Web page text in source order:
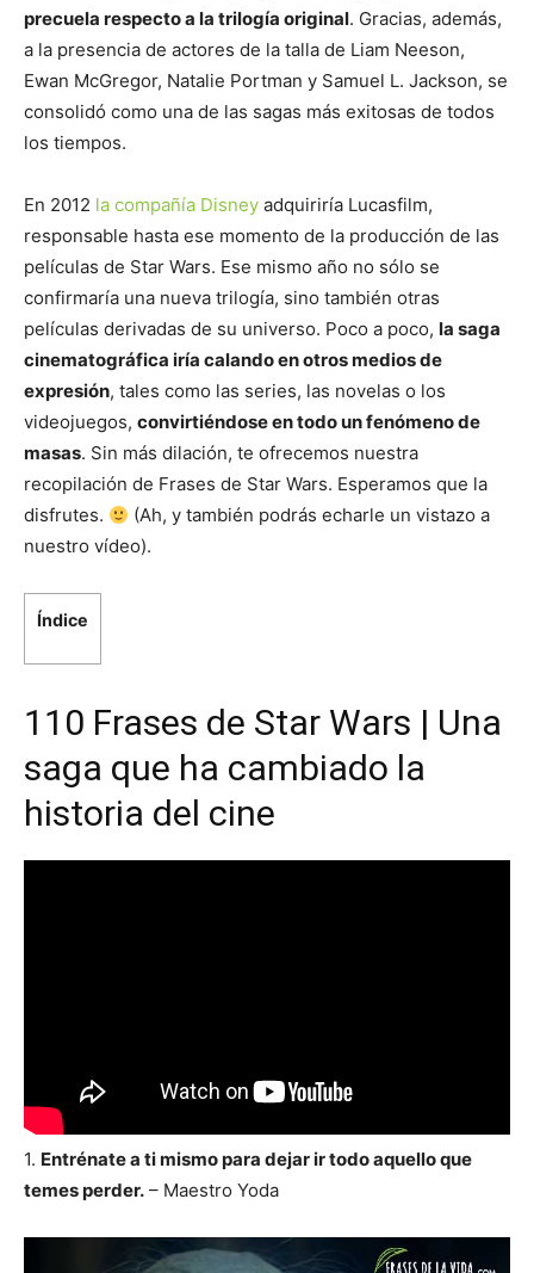
precuela respecto a la trilogía original. Gracias, además,
a la presencia de actores de la talla de Liam Neeson,
Ewan McGregor, Natalie Portman y Samuel L. Jackson, se
consolidó como una de las sagas más exitosas de todos
los tiempos.
En 2012 la compañía Disney adquiriría Lucasfilm,
responsable hasta ese momento de la producción de las
películas de Star Wars. Ese mismo año no sólo se
confirmaría una nueva trilogía, sino también otras
películas derivadas de su universo. Poco a poco, la saga
cinematográfica iría calando en otros medios de
expresión, tales como las series, las novelas o los
videojuegos, convirtiéndose en todo un fenómeno de
masas. Sin más dilación, te ofrecemos nuestra
recopilación de Frases de Star Wars. Esperamos que la
disfrutes.
(Ah, y también podrás echarle un vistazo a
nuestro vídeo).
Índice
110 Frases de Star Wars | Una
saga que ha cambiado la
historia del cine
1. Entrénate a ti mismo para dejar ir todo aquello que
temes perder. – Maestro Yoda